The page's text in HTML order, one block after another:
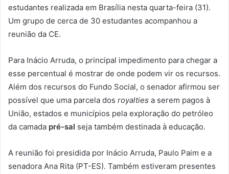
estudantes realizada em Brasília nesta quarta-feira (31).
Um grupo de cerca de 30 estudantes acompanhou a
reunião da CE.
Para Inácio Arruda, o principal impedimento para chegar a
esse percentual é mostrar de onde podem vir os recursos.
Além dos recursos do Fundo Social, o senador afirmou ser
possível que uma parcela dos royalties a serem pagos à
União, estados e municípios pela exploração do petróleo
da camada pré-sal seja também destinada à educação.
A reunião foi presidida por Inácio Arruda, Paulo Paim e a
senadora Ana Rita (PT-ES). Também estiveram presentes